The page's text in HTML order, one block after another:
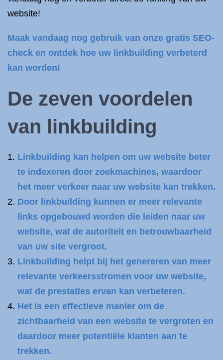
website!
Maak vandaag nog gebruik van onze gratis SEO-
check en ontdek hoe uw linkbuilding verbeterd
kan worden!
De zeven voordelen
van linkbuilding
Linkbuilding kan helpen om uw website beter
te indexeren door zoekmachines, waardoor
het meer verkeer naar uw website kan trekken.
Door linkbuilding kunnen er meer relevante
links opgebouwd worden die leiden naar uw
website, wat de autoriteit en betrouwbaarheid
van uw site vergroot.
Linkbuilding helpt bij het genereren van meer
relevante verkeersstromen voor uw website,
wat de prestaties ervan kan verbeteren.
Het is een effectieve manier om de
zichtbaarheid van een website te vergroten en
daardoor meer potentiële klanten aan te
trekken.